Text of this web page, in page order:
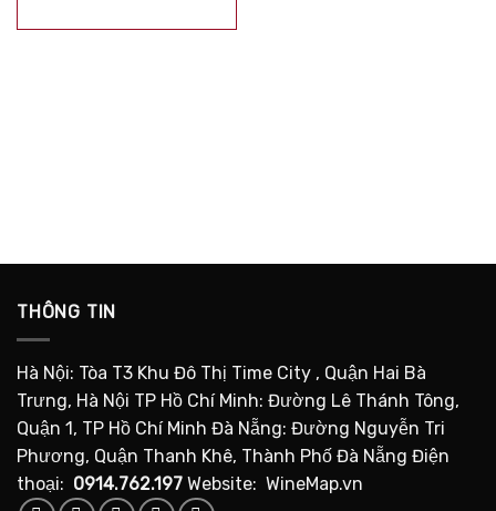
THÔNG TIN
Hà Nội: Tòa T3 Khu Đô Thị Time City , Quận Hai Bà
Trưng, Hà Nội TP Hồ Chí Minh: Đường Lê Thánh Tông,
Quận 1, TP Hồ Chí Minh Đà Nẵng: Đường Nguyễn Tri
Phương, Quận Thanh Khê, Thành Phố Đà Nẵng Điện
thoại: 0914.762.197 Website: WineMap.vn